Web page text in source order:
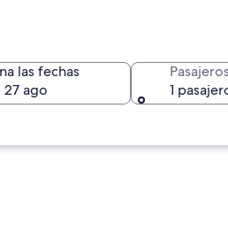
las fechas
ago
1